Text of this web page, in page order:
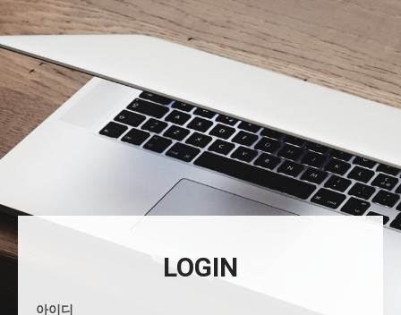
LOGIN
아이디